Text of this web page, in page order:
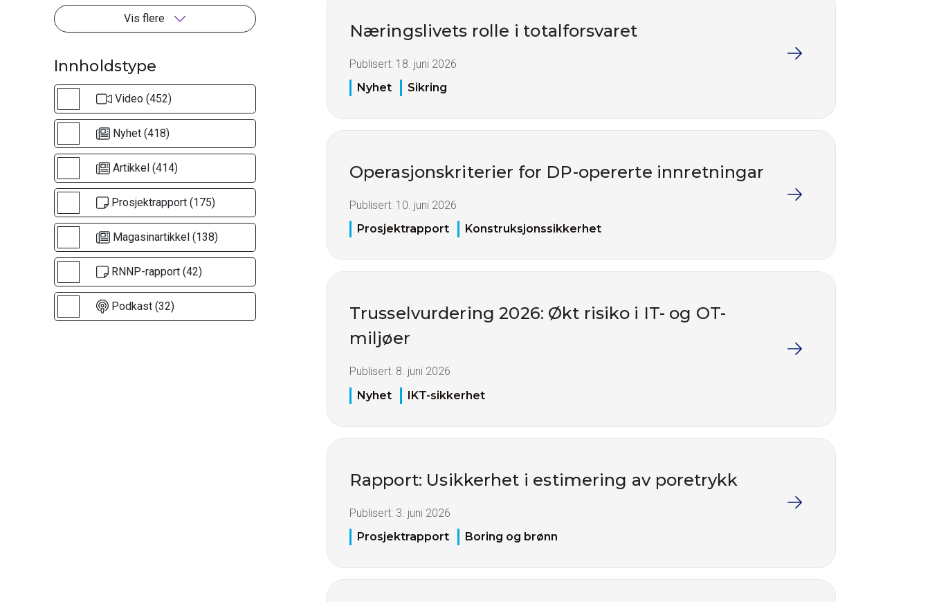
Vis flere
Innholdstype
Video (452)
Nyhet (418)
Artikkel (414)
Prosjektrapport (175)
Magasinartikkel (138)
RNNP-rapport (42)
Podkast (32)
Næringslivets rolle i totalforsvaret
Publisert: 18. juni 2026
Nyhet
Sikring
Operasjonskriterier for DP-opererte innretningar
Publisert: 10. juni 2026
Prosjektrapport
Konstruksjonssikkerhet
Trusselvurdering 2026: Økt risiko i IT- og OT-
miljøer
Publisert: 8. juni 2026
Nyhet
IKT-sikkerhet
Rapport: Usikkerhet i estimering av poretrykk
Publisert: 3. juni 2026
Prosjektrapport
Boring og brønn